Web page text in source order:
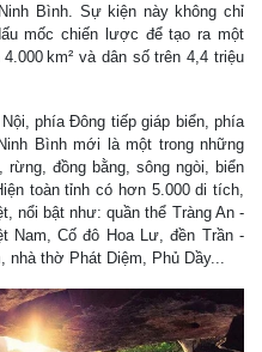
Bình. Sự kiện này không chỉ
mốc chiến lược để tạo ra một
km² và dân số trên 4,4 triệu
phía Đông tiếp giáp biển, phía
Bình mới là một trong những
đồng bằng, sông ngòi, biển
toàn tỉnh có hơn 5.000 di tích,
nổi bật như: quần thể Tràng An -
Nam, Cố đô Hoa Lư, đền Trần -
nhà thờ Phát Diệm, Phủ Dầy...